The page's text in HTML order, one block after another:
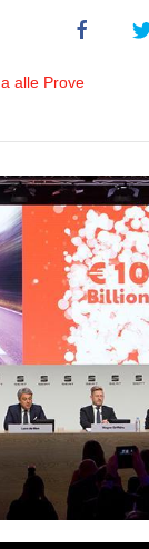
alle Prove